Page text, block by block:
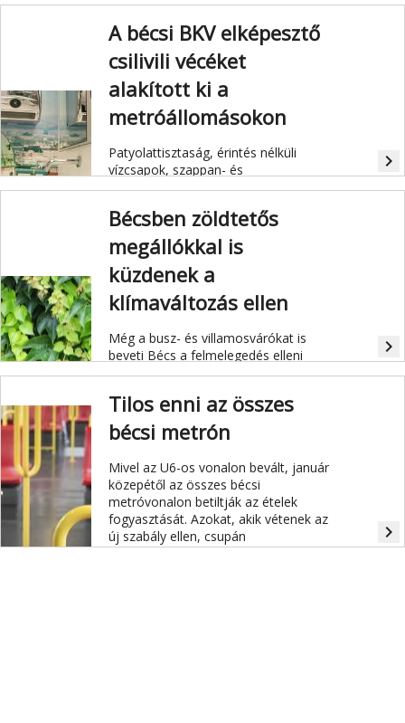
A bécsi BKV elképesztő
csilivili vécéket
alakított ki a
metróállomásokon
Patyolattisztaság, érintés nélküli
vízcsapok, szappan- és
törülközőadagolók, víztakarékos
fogadja a Stephansplatzon lévő
metróállomás mosdójának
látogatóit.
navigate_next
Bécsben zöldtetős
megállókkal is
küzdenek a
klímaváltozás ellen
Még a busz- és villamosvárókat is
beveti Bécs a felmelegedés elleni
harcban: vadszőlővel futtatják be az
árnyékot nyújtsanak a várakozóknak.
Az újfajta utasvárók első prototípusát
már át is adták.
navigate_next
Tilos enni az összes
bécsi metrón
Mivel az U6-os vonalon bevált, január
közepétől az összes bécsi
metróvonalon betiltják az ételek
fogyasztását. Azokat, akik vétenek az
új szabály ellen, csupán
figyelmeztetik, és egyetlen
navigate_next